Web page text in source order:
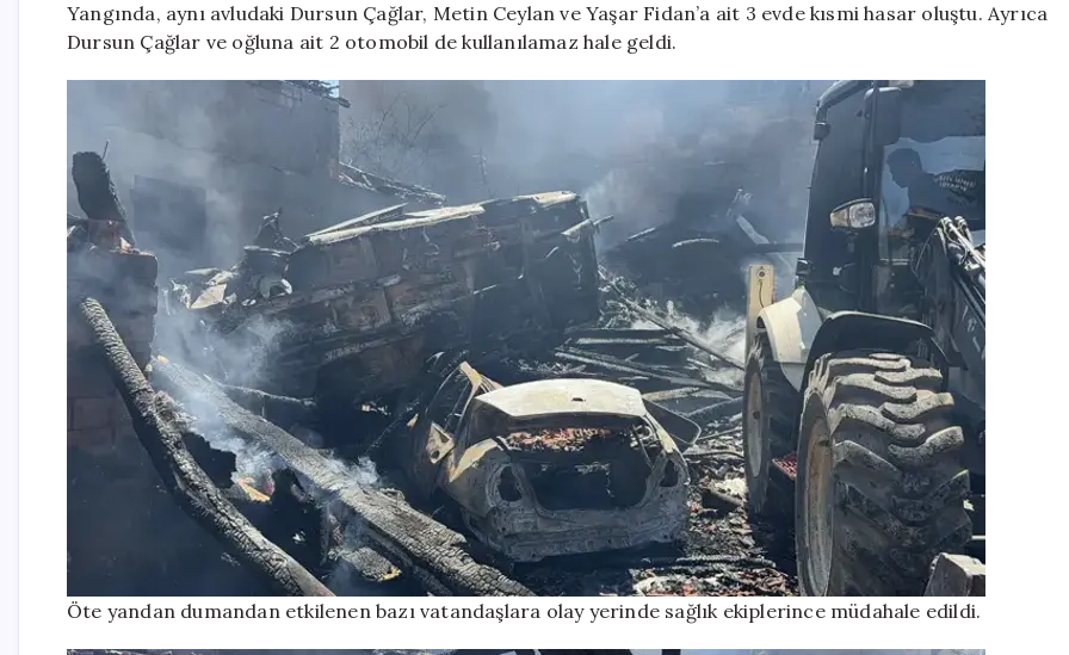
Yangında, aynı avludaki Dursun Çağlar, Metin Ceylan ve Yaşar Fidan’a ait 3 evde kısmi hasar oluştu. Ayrıca
Dursun Çağlar ve oğluna ait 2 otomobil de kullanılamaz hale geldi.
Öte yandan dumandan etkilenen bazı vatandaşlara olay yerinde sağlık ekiplerince müdahale edildi.